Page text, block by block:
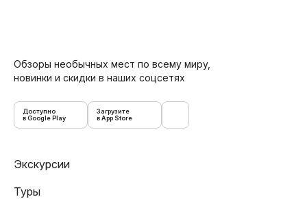
Обзоры необычных мест по всему миру,
новинки и скидки в наших соцсетях
Доступно
в Google Play
Загрузите
в App Store
Экскурсии
Туры